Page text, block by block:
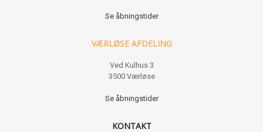
Se åbningstider
VÆRLØSE AFDELING
Ved Kulhus 3
3500 Værløse
Se åbningstider
KONTAKT